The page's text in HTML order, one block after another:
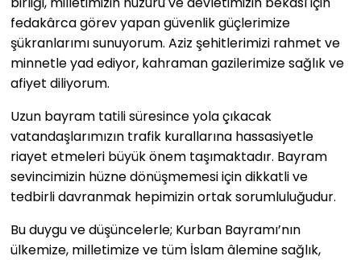
fedakârca görev yapan güvenlik güçlerimize
şükranlarımı sunuyorum. Aziz şehitlerimizi rahmet ve
minnetle yad ediyor, kahraman gazilerimize sağlık ve
afiyet diliyorum.
Uzun bayram tatilisüresince yola çıkacak
vatandaşlarımızın trafik kurallarına hassasiyetle
riayet etmeleri büyük önem taşımaktadır. Bayram
sevincimizin hüzne dönüşmemesi için dikkatli ve
tedbirli davranmak hepimizin ortak sorumluluğudur.
Bu duygu ve düşüncelerle; Kurban Bayramı’nın
ülkemize, milletimize ve tüm İslam âlemine sağlık,